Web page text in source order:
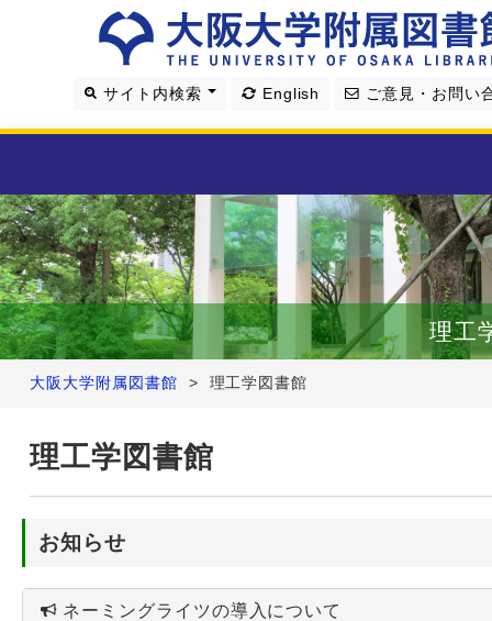
サイト内検索 English ご意見・お問い
利用案内
資料を探す
学習・研究支援
Webサービス
大阪大学附属図書館 > 理工学図書館
理工
理工学図書館
お知らせ
ネーミングライツの導入について